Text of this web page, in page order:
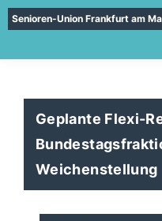
Senioren-Union Frankfurt am
Geplante Flexi-
Weichenstellung